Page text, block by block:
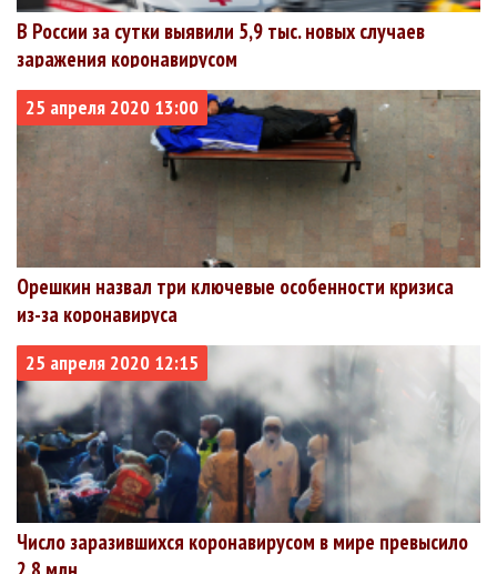
В России за сутки выявили 5,9 тыс. новых случаев
заражения коронавирусом
25 апреля 2020 13:00
Орешкин назвал три ключевые особенности кризиса
из-за коронавируса
25 апреля 2020 12:15
Число заразившихся коронавирусом в мире превысило